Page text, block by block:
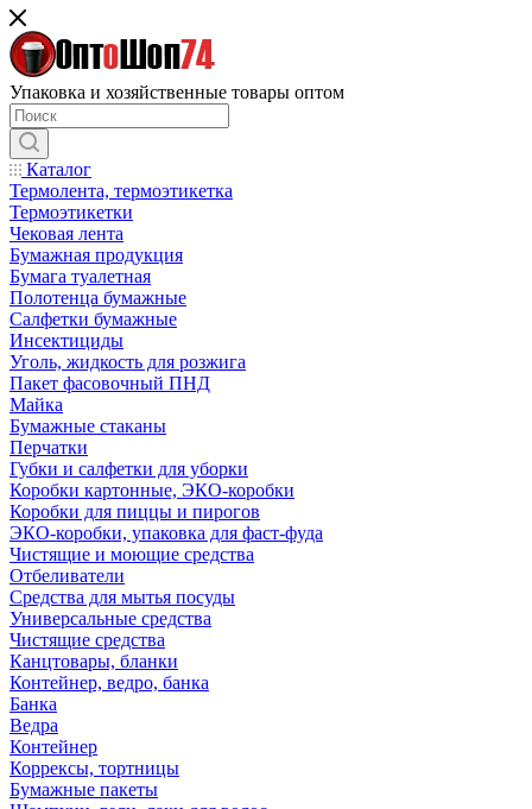
Упаковка и хозяйственные товары оптом
Каталог
Термолента, термоэтикетка
Термоэтикетки
Чековая лента
Бумажная продукция
Бумага туалетная
Полотенца бумажные
Салфетки бумажные
Инсектициды
Уголь, жидкость для розжига
Пакет фасовочный ПНД
Майка
Бумажные стаканы
Перчатки
Губки и салфетки для уборки
Коробки картонные, ЭКО-коробки
Коробки для пиццы и пирогов
ЭКО-коробки, упаковка для фаст-фуда
Чистящие и моющие средства
Отбеливатели
Средства для мытья посуды
Универсальные средства
Чистящие средства
Канцтовары, бланки
Контейнер, ведро, банка
Банка
Ведра
Контейнер
Коррексы, тортницы
Бумажные пакеты